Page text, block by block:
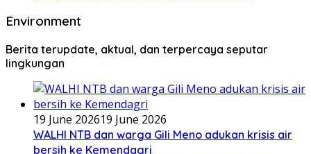
Environment
Berita terupdate, aktual, dan terpercaya seputar
lingkungan
19 June 202619 June 2026
WALHI NTB dan warga Gili Meno adukan krisis air
bersih ke Kemendagri